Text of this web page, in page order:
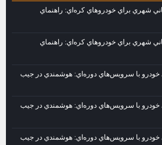
شهري براي خودروهاي كره‌اي: راهنماي
شهري براي خودروهاي كره‌اي: راهنماي
با سرويس‌هاي دوره‌اي: هوشمندي در جيب
با سرويس‌هاي دوره‌اي: هوشمندي در جيب
با سرويس‌هاي دوره‌اي: هوشمندي در جيب